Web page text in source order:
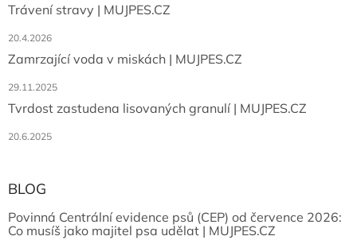
Trávení stravy | MUJPES.CZ
20.4.2026
Zamrzající voda v miskách | MUJPES.CZ
29.11.2025
Tvrdost zastudena lisovaných granulí | MUJPES.CZ
20.6.2025
BLOG
Povinná Centrální evidence psů (CEP) od července 2026:
Co musíš jako majitel psa udělat | MUJPES.CZ